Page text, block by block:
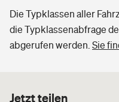
Die Typklassen aller
die Typklassenabfrage
abgerufen werden. Sie
Jetzt teilen